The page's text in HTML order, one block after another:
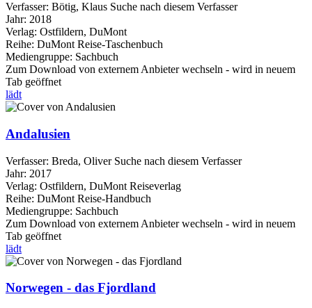
Verfasser: Bötig, Klaus Suche nach diesem Verfasser
Jahr: 2018
Verlag: Ostfildern, DuMont
Reihe: DuMont Reise-Taschenbuch
Mediengruppe: Sachbuch
Zum Download von externem Anbieter wechseln - wird in neuem
Tab geöffnet
lädt
Andalusien
Verfasser: Breda, Oliver Suche nach diesem Verfasser
Jahr: 2017
Verlag: Ostfildern, DuMont Reiseverlag
Reihe: DuMont Reise-Handbuch
Mediengruppe: Sachbuch
Zum Download von externem Anbieter wechseln - wird in neuem
Tab geöffnet
lädt
Norwegen - das Fjordland